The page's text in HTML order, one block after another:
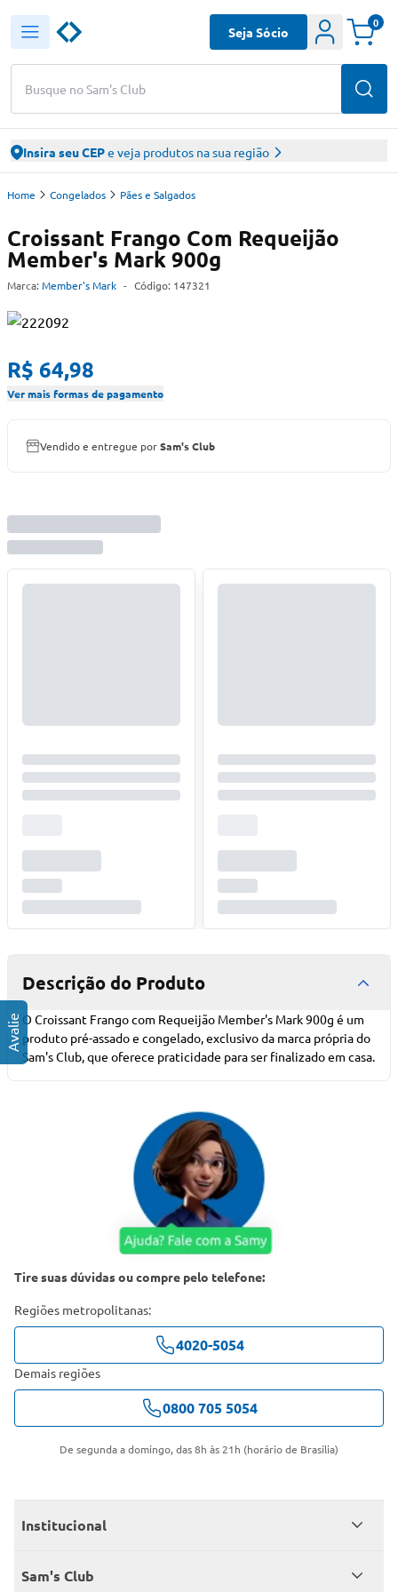
Busque no Sam's Club
Seja Sócio
0
Insira seu CEPe veja produtos na sua região
Home Congelados Pães e Salgados
Croissant Frango Com Requeijão
Member's Mark 900g
Marca: Member's Mark - Código: 147321
R$ 64,98
Ver mais formas de pagamento
Vendido e entregue porSam's Club
Descrição do Produto
O Croissant Frango com Requeijão Member's Mark 900g é um
produto pré-assado e congelado, exclusivo da marca própria do
Sam's Club, que oferece praticidade para ser finalizado em casa.
Tire suas dúvidas ou compre pelo telefone:
Regiões metropolitanas:
4020-5054
Demais regiões
0800 705 5054
De segunda a domingo, das 8h às 21h (horário de Brasília)
Institucional
Quem somos
Sam's Club